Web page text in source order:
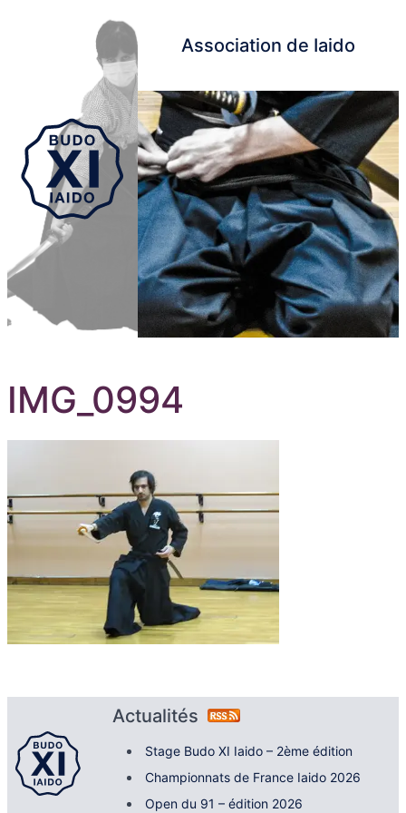
Association de Iaido
IMG_0994
Actualités
Stage Budo XI Iaido – 2ème édition
Championnats de France Iaido 2026
Open du 91 – édition 2026